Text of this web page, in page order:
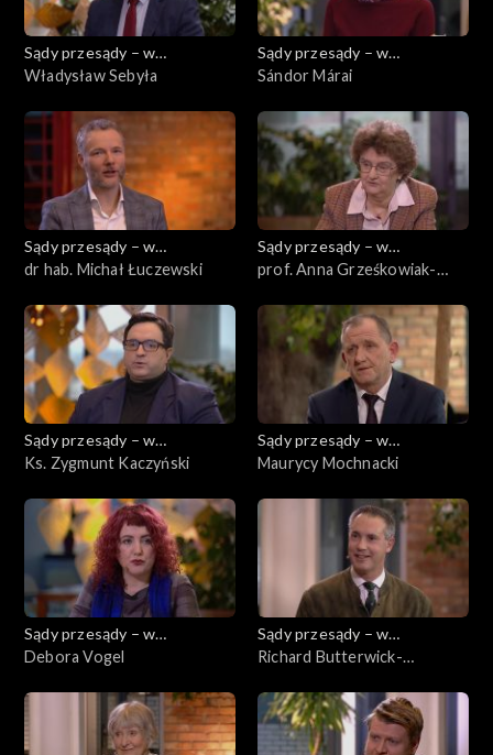
Sądy przesądy – w
powiększeniu
Władysław Sebyła
Sądy przesądy – w
powiększeniu
Sándor Márai
Sądy przesądy – w
powiększeniu
dr hab. Michał Łuczewski
Sądy przesądy – w
powiększeniu
prof. Anna Grześkowiak-
Sądy przesądy – w
powiększeniu
Ks. Zygmunt Kaczyński
Sądy przesądy – w
powiększeniu
Maurycy Mochnacki
Sądy przesądy – w
powiększeniu
Debora Vogel
Sądy przesądy – w
powiększeniu
Richard Butterwick-